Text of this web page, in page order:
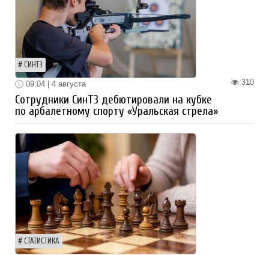
СИНТЗ
310
09:04 | 4 августа
Сотрудники СинТЗ дебютировали на кубке
по арбалетному спорту «Уральская стрела»
СТАТИСТИКА